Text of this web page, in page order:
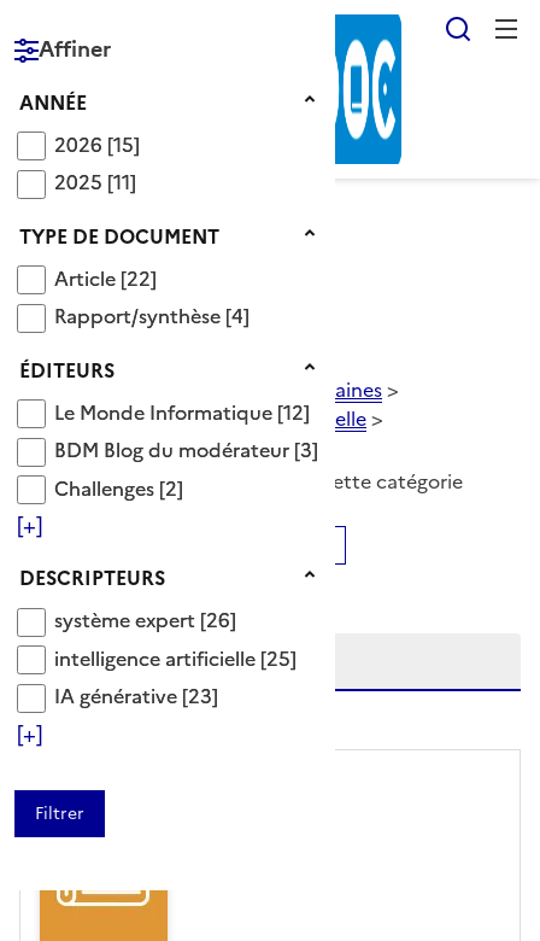
FRANÇAISE
Affiner
Année
ANNÉE
20262026 [15]
20252025 [11]
Type de document
TYPE DE DOCUMENT
ArticleArticle [22]
Rapport/synthèse
Rapport/synthèse [4]
Éditeurs
ÉDITEURS
Le Monde Informatique
Le Monde Informatique [12]
BDM Blog du modérateur
BDM Blog du modérateur [3]
Challenges
Challenges [2]
[+]
Descripteurs
DESCRIPTEURS
système expert
système expert [26]
intelligence artificielle
intelligence artificielle [25]
IA générative
IA générative [23]
[+]
Catégorie système expert
Domaines>
informatique>intelligence artificielle>
système expert
26 Documents disponibles dans cette catégorie
Tris disponibles (Ouverture d'une modale)
Affiner la recherche
Etendre la recherche sur
niveau(x) vers le bas